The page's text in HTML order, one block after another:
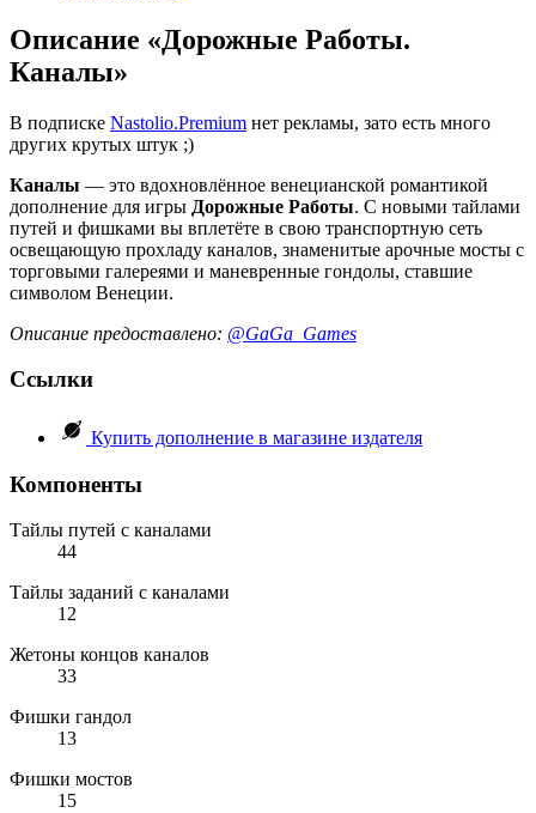
Описание «Дорожные Работы.
Каналы»
В подписке Nastolio.Premium нет рекламы, зато есть много
других крутых штук ;)
Каналы — это вдохновлённое венецианской романтикой
дополнение для игры Дорожные Работы. С новыми тайлами
путей и фишками вы вплетёте в свою транспортную сеть
освещающую прохладу каналов, знаменитые арочные мосты с
торговыми галереями и маневренные гондолы, ставшие
символом Венеции.
Описание предоставлено: @GaGa_Games
Ссылки
Купить дополнение в магазине издателя
Компоненты
Тайлы путей с каналами
44
Тайлы заданий с каналами
12
Жетоны концов каналов
33
Фишки гандол
13
Фишки мостов
15